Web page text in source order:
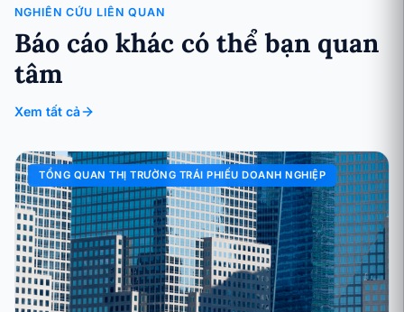
NGHIÊN CỨU LIÊN QUAN
Báo cáo khác có thể bạn quan
tâm
Xem tất cả
TỔNG QUAN THỊ TRƯỜNG TRÁI PHIẾU DOANH NGHIỆP